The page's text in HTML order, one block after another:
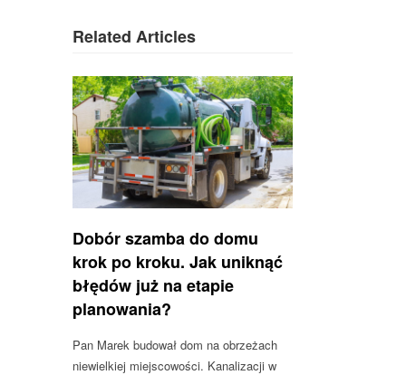
Related Articles
Dobór szamba do domu
krok po kroku. Jak uniknąć
błędów już na etapie
planowania?
Pan Marek budował dom na obrzeżach
niewielkiej miejscowości. Kanalizacji w